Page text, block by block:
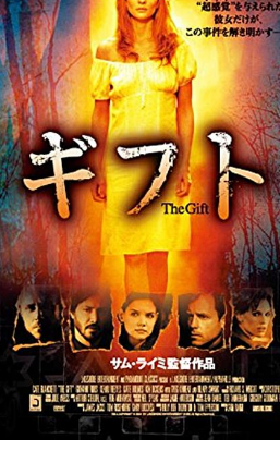
ーフェクト）な理由(ワケ）（2011
出演
） 出演
未＞ 出演
）＜未＞ 出演
未＞ 出演
）＜未＞ 出演
） 出演
ン（2006） 出演
のタッチダウン（2006）＜未＞ 出
ョン （2006） 出演
演
ー・シーズン（2005） 出演
（2004） 出演